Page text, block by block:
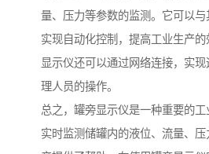
量、压力等参数的监测。它可以与
实现自动化控制，提高工业生产
显示仪还可以通过网络连接，实
理人员的操作。
总之，罐旁显示仪是一种重要的
实时监测储罐内的液位、流量、